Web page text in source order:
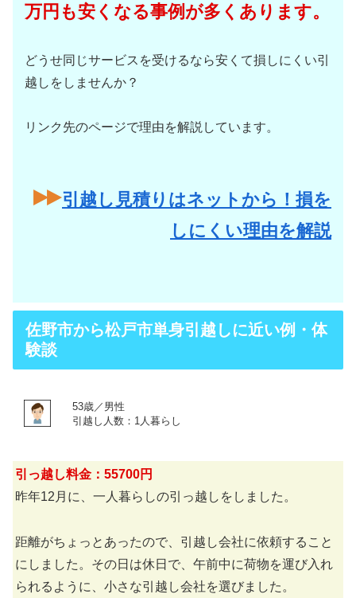
万円も安くなる事例が多くあります。
どうせ同じサービスを受けるなら安くて損しにくい引
越しをしませんか？
リンク先のページで理由を解説しています。
引越し見積りはネットから！損を
しにくい理由を解説
佐野市から松戸市単身引越しに近い例・体
験談
53歳／男性
引越し人数：1人暮らし
引っ越し料金：55700円
昨年12月に、一人暮らしの引っ越しをしました。
距離がちょっとあったので、引越し会社に依頼すること
にしました。その日は休日で、午前中に荷物を運び入れ
られるように、小さな引越し会社を選びました。